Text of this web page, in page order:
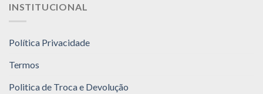
INSTITUCIONAL
Política Privacidade
Termos
Politica de Troca e Devolução